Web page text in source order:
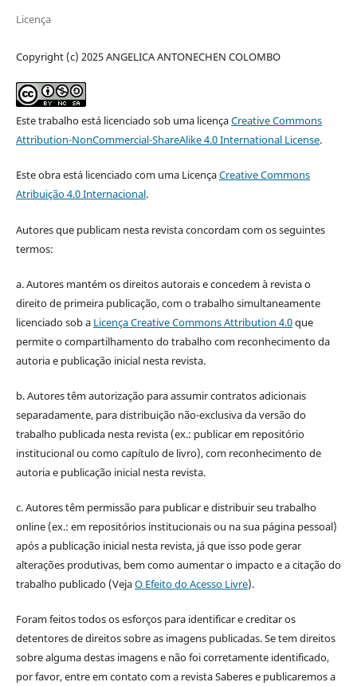
Licença
Copyright (c) 2025 ANGELICA ANTONECHEN COLOMBO
Este trabalho está licenciado sob uma licençaCreative Commons
Attribution-NonCommercial-ShareAlike 4.0 International License.
Este obra está licenciado com uma LicençaCreative Commons
Atribuição 4.0 Internacional.
Autores que publicam nesta revista concordam com os seguintes
termos:
a. Autores mantém os direitos autorais e concedem à revista o
direito de primeira publicação, com o trabalho simultaneamente
licenciado sob a Licença Creative Commons Attribution 4.0que
permite o compartilhamento do trabalho com reconhecimento da
autoria e publicação inicial nesta revista.
b. Autores têm autorização para assumir contratos adicionais
separadamente, para distribuição não-exclusiva da versão do
trabalho publicada nesta revista (ex.: publicar em repositório
institucional ou como capítulo de livro), com reconhecimento de
autoria e publicação inicial nesta revista.
c. Autores têm permissão para publicar e distribuir seu trabalho
online (ex.: em repositórios institucionais ou na sua página pessoal)
após a publicação inicial nesta revista, já que isso pode gerar
alterações produtivas, bem como aumentar o impacto e a citação do
trabalho publicado (VejaO Efeito do Acesso Livre).
Foram feitos todos os esforços para identificar e creditar os
detentores de direitos sobre as imagens publicadas. Se tem direitos
sobre alguma destas imagens e não foi corretamente identificado,
por favor, entre em contato com a revista Saberes e publicaremos a